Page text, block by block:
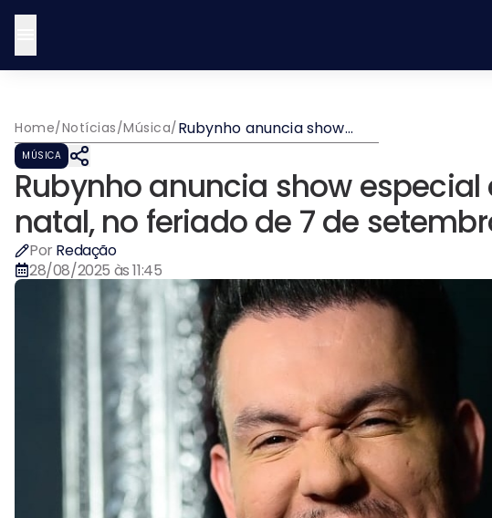
Home/Notícias/Música/Rubynho anuncia show
especial em Petrolina, sua
de setembro
MÚSICA
Rubynho anuncia show especial
natal, no feriado de 7 de
Por Redação
28/08/2025 às 11:45